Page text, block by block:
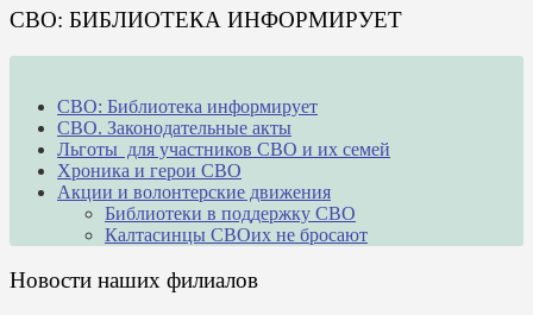
СВО: БИБЛИОТЕКА ИНФОРМИРУЕТ
СВО: Библиотека информирует
СВО. Законодательные акты
Льготы для участников СВО и их семей
Хроника и герои СВО
Акции и волонтерские движения
Библиотеки в поддержку СВО
Калтасинцы СВОих не бросают
Новости наших филиалов